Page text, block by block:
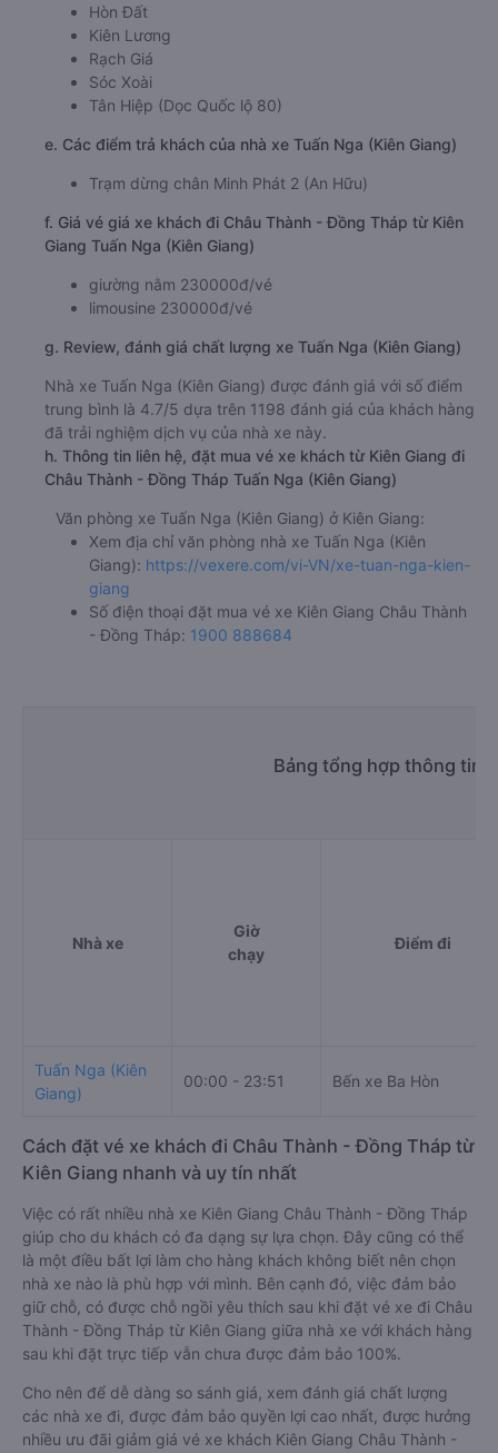
Hòn Đất
Kiên Lương
Rạch Giá
Sóc Xoài
Tân Hiệp (Dọc Quốc lộ 80)
e. Các điểm trả khách của nhà xe Tuấn Nga (Kiên Giang)
Trạm dừng chân Minh Phát 2 (An Hữu)
f. Giá vé giá xe khách đi Châu Thành - Đồng Tháp từ Kiên
Giang Tuấn Nga (Kiên Giang)
giường nằm 230000đ/vé
limousine 230000đ/vé
g. Review, đánh giá chất lượng xe Tuấn Nga (Kiên Giang)
Nhà xe Tuấn Nga (Kiên Giang) được đánh giá với số điểm
trung bình là 4.7/5 dựa trên 1198 đánh giá của khách hàng
đã trải nghiệm dịch vụ của nhà xe này.
h. Thông tin liên hệ, đặt mua vé xe khách từ Kiên Giang đi
Châu Thành - Đồng Tháp Tuấn Nga (Kiên Giang)
Văn phòng xe Tuấn Nga (Kiên Giang) ở Kiên Giang:
Xem địa chỉ văn phòng nhà xe Tuấn Nga (Kiên
Giang): https://vexere.com/vi-VN/xe-tuan-nga-kien-
giang
Số điện thoại đặt mua vé xe Kiên Giang Châu Thành
- Đồng Tháp: 1900 888684
Bảng tổng hợp thông tin
Nhà xe
Giờ
chạy
Điểm đi
Tuấn Nga (Kiên
Giang)
00:00 - 23:51 Bến xe Ba Hòn
Cách đặt vé xe khách đi Châu Thành - Đồng Tháp từ
Kiên Giang nhanh và uy tín nhất
Việc có rất nhiều nhà xe Kiên Giang Châu Thành - Đồng Tháp
giúp cho du khách có đa dạng sự lựa chọn. Đây cũng có thể
là một điều bất lợi làm cho hàng khách không biết nên chọn
nhà xe nào là phù hợp với mình. Bên cạnh đó, việc đảm bảo
giữ chỗ, có được chỗ ngồi yêu thích sau khi đặt vé xe đi Châu
Thành - Đồng Tháp từ Kiên Giang giữa nhà xe với khách hàng
sau khi đặt trực tiếp vẫn chưa được đảm bảo 100%.
Cho nên để dễ dàng so sánh giá, xem đánh giá chất lượng
các nhà xe đi, được đảm bảo quyền lợi cao nhất, được hưởng
nhiều ưu đãi giảm giá vé xe khách Kiên Giang Châu Thành -